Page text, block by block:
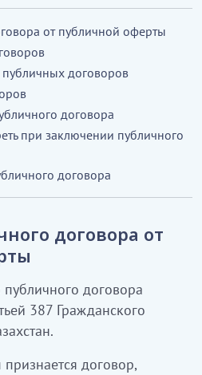
от публичной оферты
договоров
договора
при заключении публичного
договора
договора от
договора
387 Гражданского
договор,